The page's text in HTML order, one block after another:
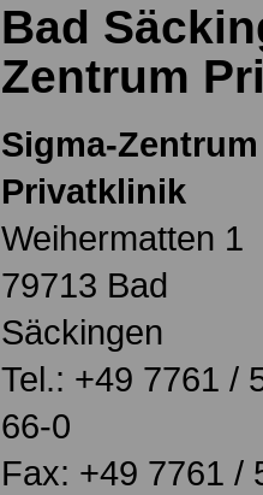
Bad
Zentrum
Sigma-Zentrum
Privatklinik
Weihermatten 1
79713 Bad
Säckingen
Tel.: +49 7761 /
66-0
Fax: +49 7761 /